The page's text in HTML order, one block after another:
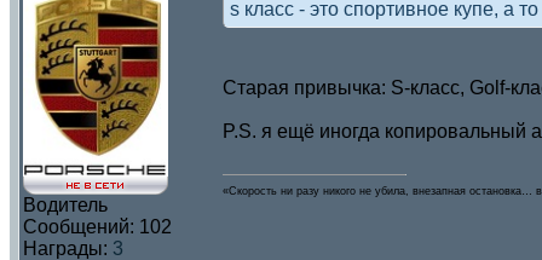
Водитель
Сообщений: 102
Награды: 3
s класс - это спортивное купе, а
Старая привычка: S-класс, Golf-
P.S. я ещё иногда копировальный
«Скорость ни разу никого не убила, внезапная остановка…